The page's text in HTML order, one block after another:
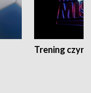
Trening czyni